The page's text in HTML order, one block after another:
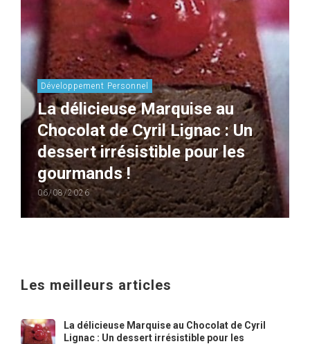
Développement Personnel
La délicieuse Marquise au
Chocolat de Cyril Lignac : Un
dessert irrésistible pour les
gourmands !
06/08/2026
Les meilleurs articles
La délicieuse Marquise au Chocolat de Cyril
Lignac : Un dessert irrésistible pour les